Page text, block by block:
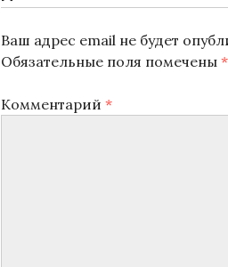
Ваш адрес email не будет
Обязательные поля помечены *
Комментарий *